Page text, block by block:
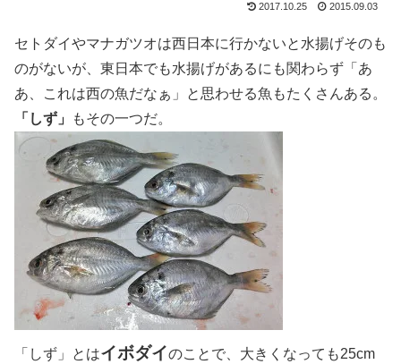
2017.10.25 2015.09.03
セトダイやマナガツオは西日本に行かないと水揚げそのも
のがないが、東日本でも水揚げがあるにも関わらず「あ
あ、これは西の魚だなぁ」と思わせる魚もたくさんある。
「しず」
もその一つだ。
「しず」とはイボダイのことで、大きくなっても25cm